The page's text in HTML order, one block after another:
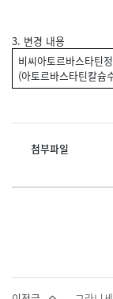
3. 변경 내용
비씨아토르바스타틴
(아토르바스타틴칼슘
첨부파일